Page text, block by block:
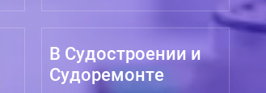
В Судостроении и
Судоремонте